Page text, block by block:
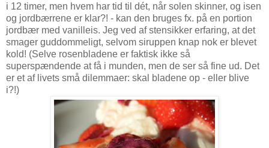
i 12 timer, men hvem har tid til dét, når solen skinner, og isen
og jordbærrene er klar?! - kan den bruges fx. på en portion
jordbær med vanilleis. Jeg ved af stensikker erfaring, at det
smager guddommeligt, selvom siruppen knap nok er blevet
kold! (Selve rosenbladene er faktisk ikke så
superspændende at få i munden, men de ser så fine ud. Det
er et af livets små dilemmaer: skal bladene op - eller blive
i?!)